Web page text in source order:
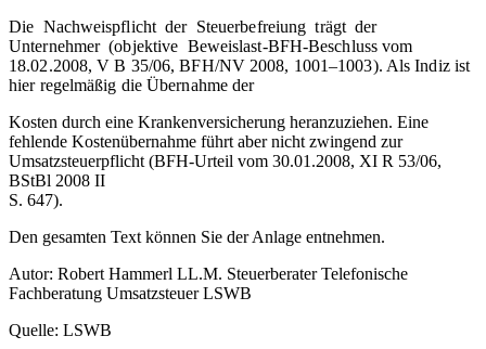
Die Nachweispflicht der Steuerbefreiung trägt der
Unternehmer (objektive Beweislast-BFH-Beschluss vom
18.02.2008, V B 35/06, BFH/NV 2008, 1001–1003). Als Indiz ist
hier regelmäßig die Übernahme der
Kosten durch eine Krankenversicherung heranzuziehen. Eine
fehlende Kostenübernahme führt aber nicht zwingend zur
Umsatzsteuerpflicht (BFH-Urteil vom 30.01.2008, XI R 53/06,
BStBl 2008 II
S. 647).
Den gesamten Text können Sie der Anlage entnehmen.
Autor: Robert Hammerl LL.M. Steuerberater Telefonische
Fachberatung Umsatzsteuer LSWB
Quelle: LSWB